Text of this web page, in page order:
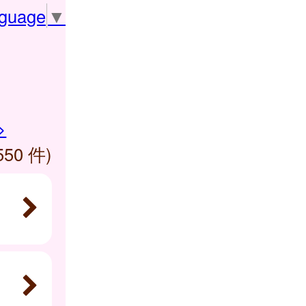
▼
件)